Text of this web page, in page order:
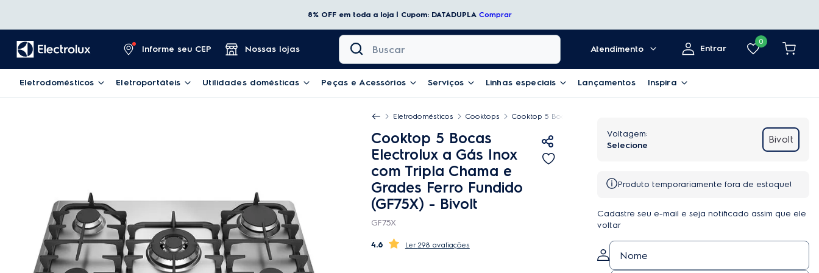
8% OFF em toda a loja | Cupom: DATADUPLA Comprar
Informe seu CEP Nossas lojas
Buscar
Atendimento
Entrar
0
Eletrodomésticos Eletroportáteis Utilidades domésticas Peças e Acessórios Serviços Linhas especiais Lançamentos Inspira
Eletrodomésticos Cooktops Cooktop 5 Bocas Electrolux a Gás Inox com Tripla Chama e Grades Ferro Fundido
Cooktop 5 Bocas
Electrolux a Gás Inox
com Tripla Chama e
Grades Ferro Fundido
(GF75X) - Bivolt
GF75X
4.6 298 avaliações
Bivolt
Produto temporariamente fora de estoque!
Cadastre seu e-mail e seja notificado assim que ele
voltar